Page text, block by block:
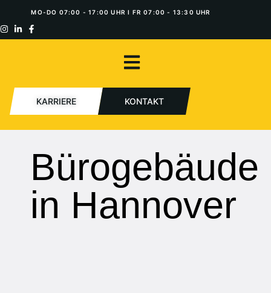
MO-DO 07:00 - 17:00 UHR I FR 07:00 - 13:30 UHR
KARRIERE KONTAKT
Bürogebäude
in Hannover